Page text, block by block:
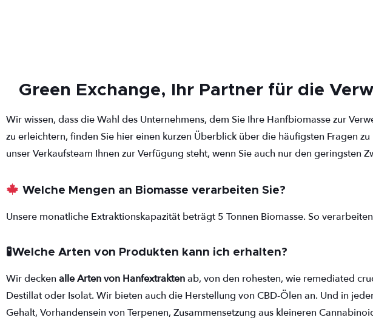
Green Exchange, Ihr Partner für die
Wir wissen, dass die Wahl des Unternehmens, dem Sie Ihre Hanfbiomasse zur
zu erleichtern, finden Sie hier einen kurzen Überblick über die häufigsten Fragen
unser Verkaufsteam Ihnen zur Verfügung steht, wenn Sie auch nur den geringsten
Welche Mengen an Biomasse verarbeiten Sie?
Unsere monatliche Extraktionskapazität beträgt 5 Tonnen Biomasse. So
🧪Welche Arten von Produkten kann ich erhalten?
Wir decken alle Arten von Hanfextraktenab, von den rohesten, wie remediated
Destillat oder Isolat. Wir bieten auch die Herstellung von CBD-Ölen an. Und in
Gehalt, Vorhandensein von Terpenen, Zusammensetzung aus kleineren